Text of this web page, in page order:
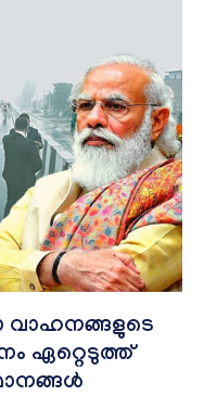
വാഹനങ്ങളുടെ
ഏറ്റെടുത്ത്